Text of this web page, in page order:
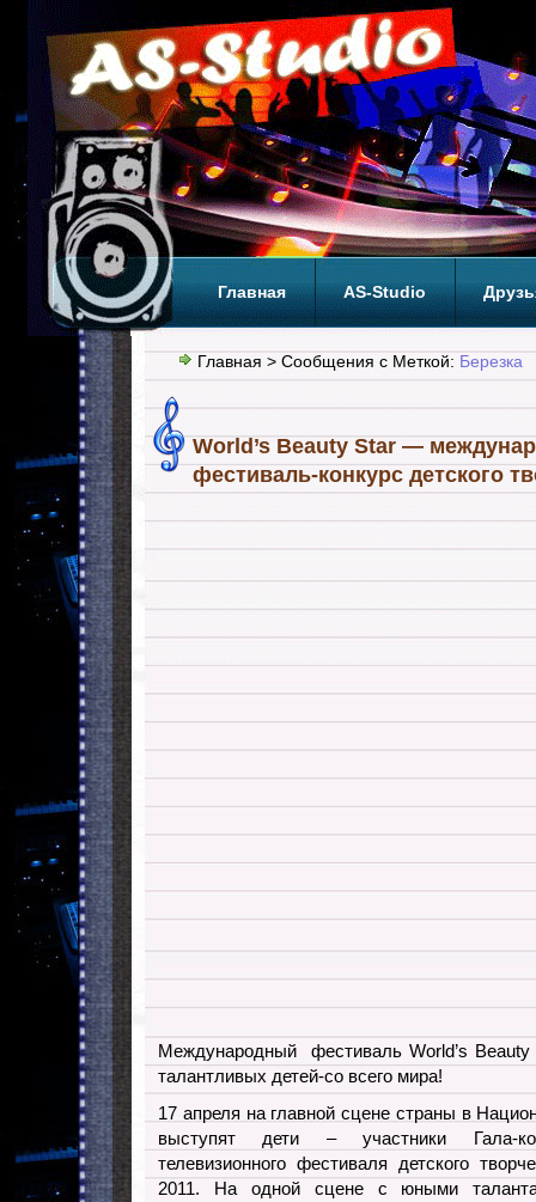
Главная AS-Studio
Теги ТОП
Главная > Сообщения с Меткой: Березка
World’s Beauty Star —
фестиваль-конкурс детского
Международный фестиваль World’s Beauty
талантливых детей-со всего мира!
17 апреля на главной сцене страны в
выступят дети – участники Гала-
телевизионного фестиваля детского
2011. На одной сцене с юными